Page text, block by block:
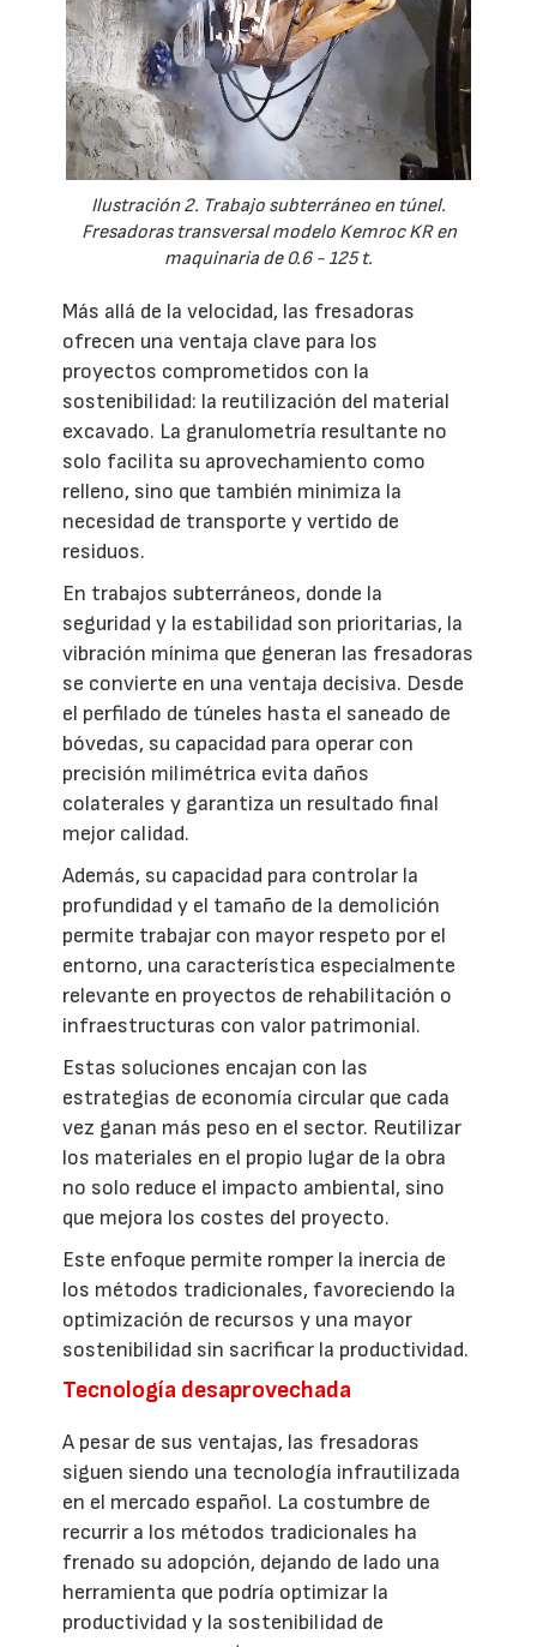
Ilustración 2. Trabajo subterráneo en túnel.
Fresadoras transversal modelo Kemroc KR en
maquinaria de 0.6 - 125 t.
Más allá de la velocidad, las fresadoras
ofrecen una ventaja clave para los
proyectos comprometidos con la
sostenibilidad: la reutilización del material
excavado. La granulometría resultante no
solo facilita su aprovechamiento como
relleno, sino que también minimiza la
necesidad de transporte y vertido de
residuos.
En trabajos subterráneos, donde la
seguridad y la estabilidad son prioritarias, la
vibración mínima que generan las fresadoras
se convierte en una ventaja decisiva. Desde
el perfilado de túneles hasta el saneado de
bóvedas, su capacidad para operar con
precisión milimétrica evita daños
colaterales y garantiza un resultado final
mejor calidad.
Además, su capacidad para controlar la
profundidad y el tamaño de la demolición
permite trabajar con mayor respeto por el
entorno, una característica especialmente
relevante en proyectos de rehabilitación o
infraestructuras con valor patrimonial.
Estas soluciones encajan con las
estrategias de economía circular que cada
vez ganan más peso en el sector. Reutilizar
los materiales en el propio lugar de la obra
no solo reduce el impacto ambiental, sino
que mejora los costes del proyecto.
Este enfoque permite romper la inercia de
los métodos tradicionales, favoreciendo la
optimización de recursos y una mayor
sostenibilidad sin sacrificar la productividad.
Tecnología desaprovechada
A pesar de sus ventajas, las fresadoras
siguen siendo una tecnología infrautilizada
en el mercado español. La costumbre de
recurrir a los métodos tradicionales ha
frenado su adopción, dejando de lado una
herramienta que podría optimizar la
productividad y la sostenibilidad de